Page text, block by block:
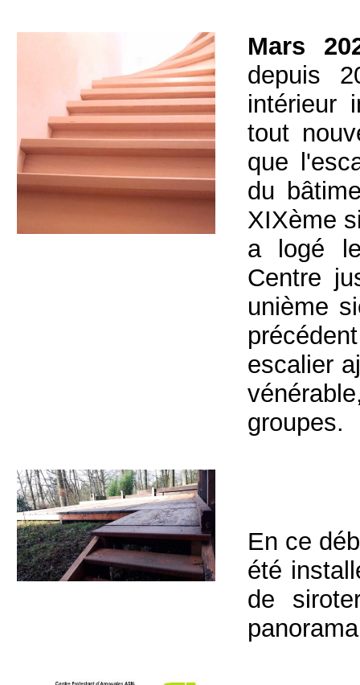
Mars
depuis
intérieur
tout
que
du
XIXème
a logé
Centre
unième
escalier
groupes.
En ce
été
de